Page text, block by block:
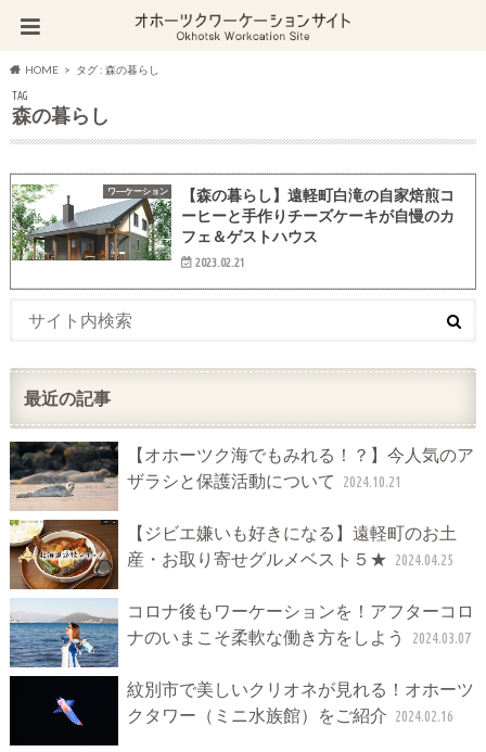
HOME タグ : 森の暮らし
TAG
森の暮らし
ワ―ケーション
【森の暮らし】遠軽町白滝の自家焙煎コ
ーヒーと手作りチーズケーキが自慢のカ
フェ＆ゲストハウス
2023.02.21
最近の記事
【オホーツク海でもみれる！？】今人気のア
ザラシと保護活動について
2024.10.21
【ジビエ嫌いも好きになる】遠軽町のお土
産・お取り寄せグルメベスト５★ 2024.04.25
コロナ後もワーケーションを！アフターコロ
ナのいまこそ柔軟な働き方をしよう
2024.03.07
紋別市で美しいクリオネが見れる！オホーツ
クタワー（ミニ水族館）をご紹介 2024.02.16